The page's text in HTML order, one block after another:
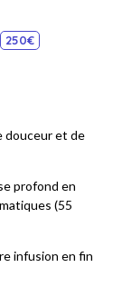
250€
douceur et de
profond en
(55
infusion en fin